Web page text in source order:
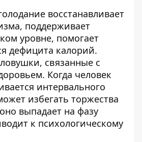
восстанавливает
поддерживает
уровне, помогает
дефицита калорий.
связанные с
Когда человек
интервального
избегать торжества
выпадает на фазу
к психологическому